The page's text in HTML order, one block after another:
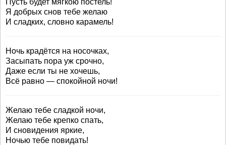
Пусть будет мягкою постель!
Я добрых снов тебе желаю
И сладких, словно карамель!
Ночь крадётся на носочках,
Засыпать пора уж срочно,
Даже если ты не хочешь,
Всё равно — спокойной ночи!
Желаю тебе сладкой ночи,
Желаю тебе крепко спать,
И сновидения яркие,
Ночью тебе повидать!